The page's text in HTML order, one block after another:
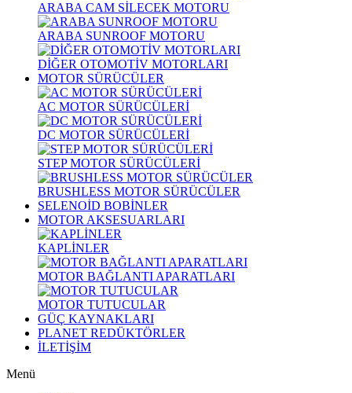
ARABA CAM SİLECEK MOTORU
ARABA SUNROOF MOTORU
DİĞER OTOMOTİV MOTORLARI
MOTOR SÜRÜCÜLER
AC MOTOR SÜRÜCÜLERİ
DC MOTOR SÜRÜCÜLERİ
STEP MOTOR SÜRÜCÜLERİ
BRUSHLESS MOTOR SÜRÜCÜLER
SELENOİD BOBİNLER
MOTOR AKSESUARLARI
KAPLİNLER
MOTOR BAĞLANTI APARATLARI
MOTOR TUTUCULAR
GÜÇ KAYNAKLARI
PLANET REDÜKTÖRLER
İLETİŞİM
Menü